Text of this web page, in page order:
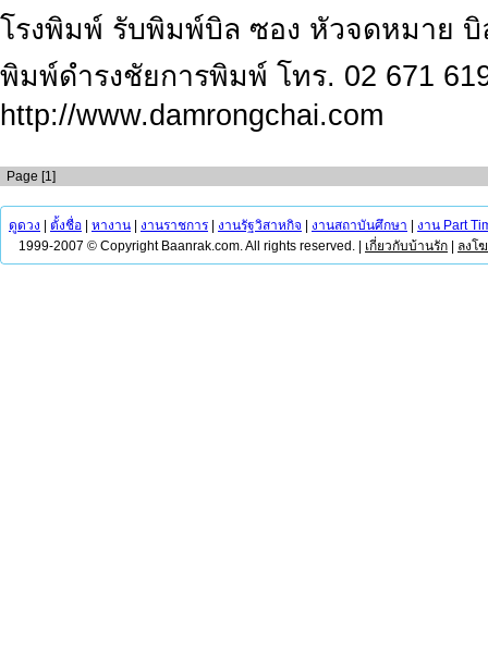
โรงพิมพ์ รับพิมพ์บิล ซอง หัวจดหมาย
พิมพ์ดำรงชัยการพิมพ์ โทร. 02 671
http://www.damrongchai.com
Page [1]
ดูดวง ตั้งชื่อ หางาน งานราชการ งานรัฐวิสาหกิจ งานสถาบันศึกษา
งาน Part
1999-2007 © Copyright Baanrak.com. All rights reserved. | เกี่ยวกับบ้านรัก ลงโ